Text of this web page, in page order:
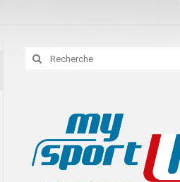
Rechercher